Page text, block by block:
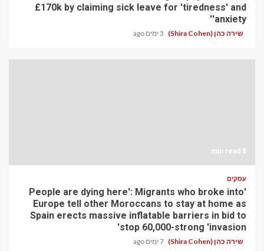
£170k by claiming sick leave for 'tiredness' and
'anxiety'
שירה כהן (Shira Cohen) 3 ימים ago
8 min read
עסקים
'People are dying here': Migrants who broke into
Europe tell other Moroccans to stay at home as
Spain erects massive inflatable barriers in bid to
stop 60,000-strong 'invasion'
שירה כהן (Shira Cohen) 7 ימים ago